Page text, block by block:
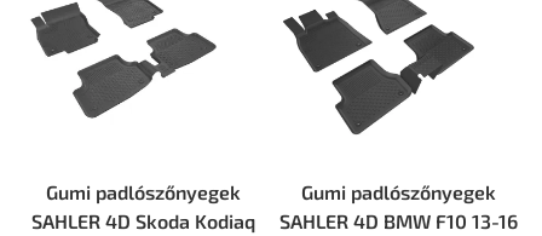
Gumi padlószőnyegek
SAHLER 4D Skoda Kodiaq
Gumi padlószőnyegek
SAHLER 4D BMW F10 13-16